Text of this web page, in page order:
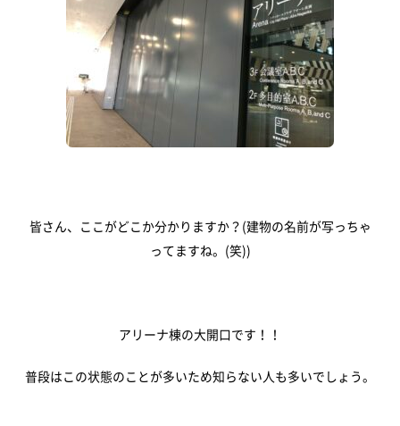
皆さん、ここがどこか分かりますか？(建物の名前が写っちゃ
ってますね。(笑))
アリーナ棟の大開口です！！
普段はこの状態のことが多いため知らない人も多いでしょう。
TOP
アオーレって？
体験・教室 講演会・式典